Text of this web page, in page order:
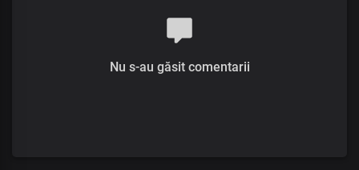
Nu s-au găsit comentarii